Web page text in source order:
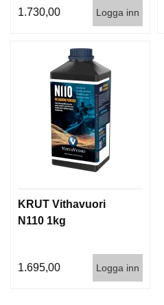
1.730,00 Logga inn
KRUT Vithavuori
N110 1kg
1.695,00 Logga inn